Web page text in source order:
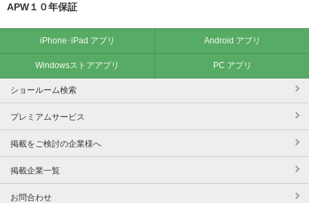
APW１０年保証
iPhone･iPad アプリ Android アプリ
Windowsストアアプリ PC アプリ
ショールーム検索
プレミアムサービス
掲載をご検討の企業様へ
掲載企業一覧
お問合わせ